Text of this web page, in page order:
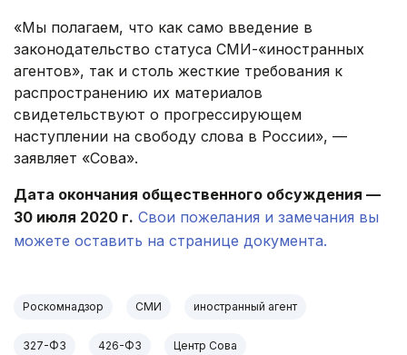
«Мы полагаем, что как само введение в
законодательство статуса СМИ-«иностранных
агентов», так и столь жесткие требования к
распространению их материалов
свидетельствуют о прогрессирующем
наступлении на свободу слова в России», —
заявляет «Сова».
Дата окончания общественного обсуждения —
30 июля 2020 г. Свои пожелания и замечания вы
можете оставить на странице документа.
Роскомнадзор СМИ иностранный агент
327-ФЗ 426-ФЗ Центр Сова